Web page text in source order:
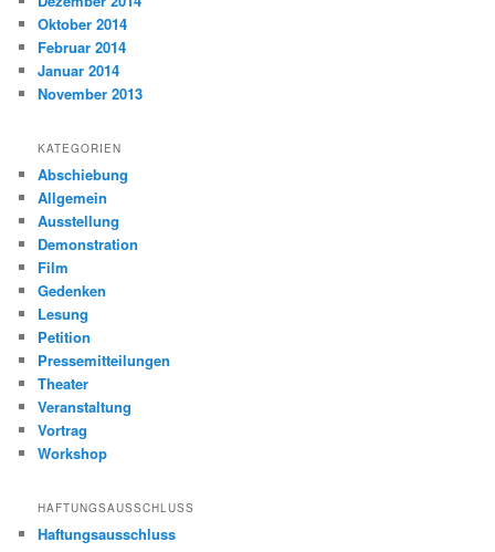
Oktober 2014
Februar 2014
Januar 2014
November 2013
KATEGORIEN
Abschiebung
Allgemein
Ausstellung
Demonstration
Film
Gedenken
Lesung
Petition
Pressemitteilungen
Theater
Veranstaltung
Vortrag
Workshop
HAFTUNGSAUSSCHLUSS
Haftungsausschluss